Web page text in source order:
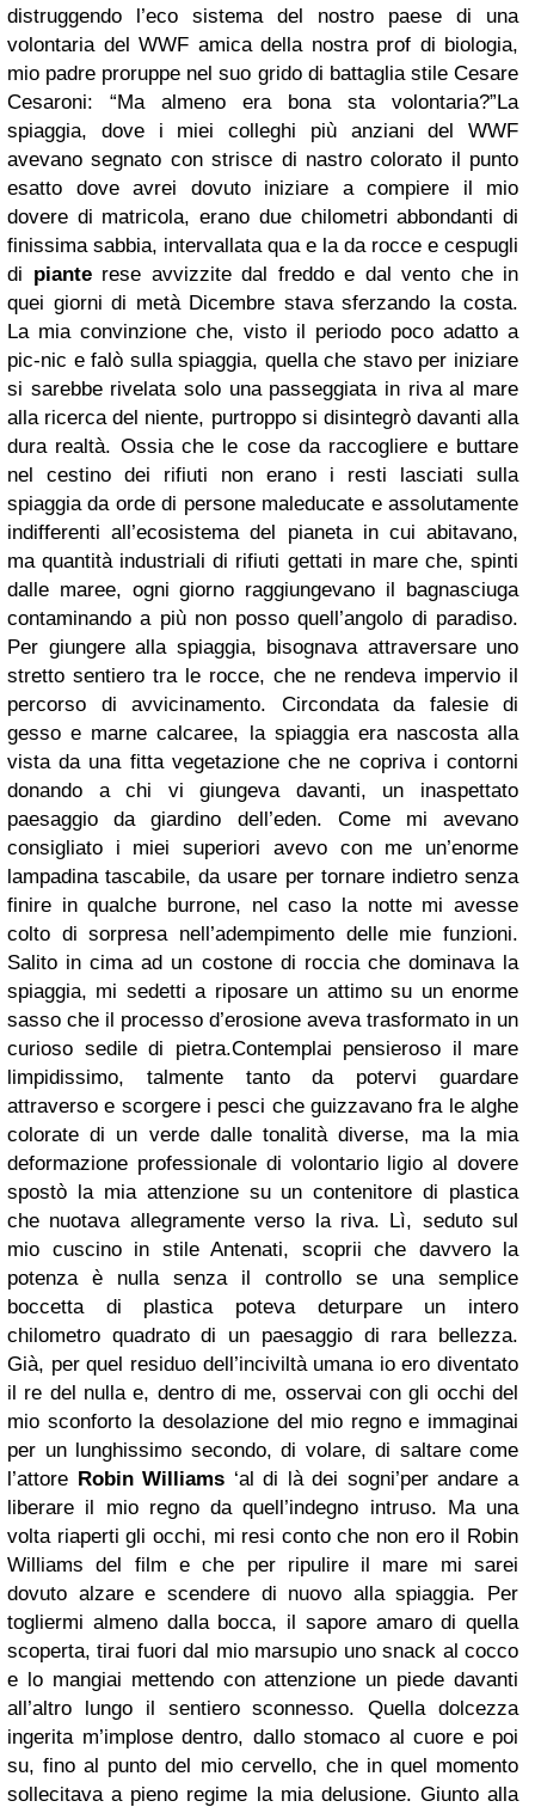
distruggendo l’eco sistema del nostro paese di una
volontaria del WWF amica della nostra prof di biologia,
mio padre proruppe nel suo grido di battaglia stile Cesare
Cesaroni: “Ma almeno era bona sta volontaria?”La
spiaggia, dove i miei colleghi più anziani del WWF
avevano segnato con strisce di nastro colorato il punto
esatto dove avrei dovuto iniziare a compiere il mio
dovere di matricola, erano due chilometri abbondanti di
finissima sabbia, intervallata qua e la da rocce e cespugli
di pianterese avvizzite dal freddo e dal vento che in
quei giorni di metà Dicembre stava sferzando la costa.
La mia convinzione che, visto il periodo poco adatto a
pic-nic e falò sulla spiaggia, quella che stavo per iniziare
si sarebbe rivelata solo una passeggiata in riva al mare
alla ricerca del niente, purtroppo si disintegrò davanti alla
dura realtà. Ossia che le cose da raccogliere e buttare
nel cestino dei rifiuti non erano i resti lasciati sulla
spiaggia da orde di persone maleducate e assolutamente
indifferenti all’ecosistema del pianeta in cui abitavano,
ma quantità industriali di rifiuti gettati in mare che, spinti
dalle maree, ogni giorno raggiungevano il bagnasciuga
contaminando a più non posso quell’angolo di paradiso.
Per giungere alla spiaggia, bisognava attraversare uno
stretto sentiero tra le rocce, che ne rendeva impervio il
percorso di avvicinamento. Circondata da falesie di
gesso e marne calcaree, la spiaggia era nascosta alla
vista da una fitta vegetazione che ne copriva i contorni
donando a chi vi giungeva davanti, un inaspettato
paesaggio da giardino dell’eden. Come mi avevano
consigliato i miei superiori avevo con me un’enorme
lampadina tascabile, da usare per tornare indietro senza
finire in qualche burrone, nel caso la notte mi avesse
colto di sorpresa nell’adempimento delle mie funzioni.
Salito in cima ad un costone di roccia che dominava la
spiaggia, mi sedetti a riposare un attimo su un enorme
sasso che il processo d’erosione aveva trasformato in un
curioso sedile di pietra.Contemplai pensieroso il mare
limpidissimo, talmente tanto da potervi guardare
attraverso e scorgere i pesci che guizzavano fra le alghe
colorate di un verde dalle tonalità diverse, ma la mia
deformazione professionale di volontario ligio al dovere
spostò la mia attenzione su un contenitore di plastica
che nuotava allegramente verso la riva. Lì, seduto sul
mio cuscino in stile Antenati, scoprii che davvero la
potenza è nulla senza il controllo se una semplice
boccetta di plastica poteva deturpare un intero
chilometro quadrato di un paesaggio di rara bellezza.
Già, per quel residuo dell’inciviltà umana io ero diventato
il re del nulla e, dentro di me, osservai con gli occhi del
mio sconforto la desolazione del mio regno e immaginai
per un lunghissimo secondo, di volare, di saltare come
l’attore Robin Williams ‘al di là dei sogni’per andare a
liberare il mio regno da quell’indegno intruso. Ma una
volta riaperti gli occhi, mi resi conto che non ero il Robin
Williams del film e che per ripulire il mare mi sarei
dovuto alzare e scendere di nuovo alla spiaggia. Per
togliermi almeno dalla bocca, il sapore amaro di quella
scoperta, tirai fuori dal mio marsupio uno snack al cocco
e lo mangiai mettendo con attenzione un piede davanti
all’altro lungo il sentiero sconnesso. Quella dolcezza
ingerita m’implose dentro, dallo stomaco al cuore e poi
su, fino al punto del mio cervello, che in quel momento
sollecitava a pieno regime la mia delusione. Giunto alla